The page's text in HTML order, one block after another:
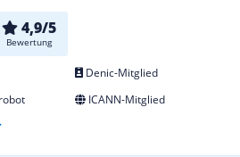
4,9/5
Bewertung
Denic-Mitglied
ICANN-Mitglied